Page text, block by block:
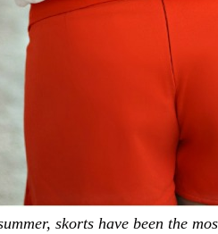
skorts have been the